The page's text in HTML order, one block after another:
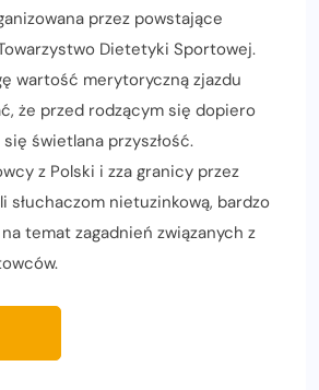
przez powstające
Dietetyki Sportowej.
wartość merytoryczną zjazdu
że przed rodzącym się dopiero
świetlana przyszłość.
z Polski i zza granicy przez
słuchaczom nietuzinkową, bardzo
temat zagadnień związanych z